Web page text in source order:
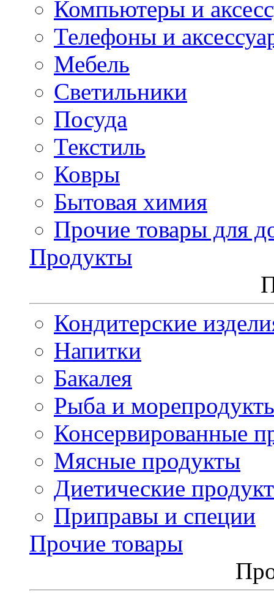
Компьютеры и
Телефоны и
Мебель
Светильники
Посуда
Текстиль
Ковры
Бытовая химия
Прочие товары для
Продукты
Кондитерские
Напитки
Бакалея
Рыба и
Консервированные
Мясные продукты
Диетические
Приправы и специи
Прочие товары